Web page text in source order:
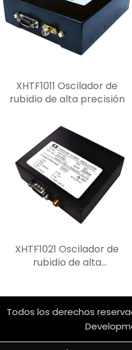
XHTF1011 Oscilador de
rubidio de alta precisión
XHTF1021 Oscilador de
rubidio de alta
Todos los derechos